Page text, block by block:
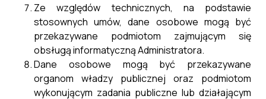
Ze względów technicznych, na podstawie
stosownych umów, dane osobowe mogą być
przekazywane podmiotom zajmującym się
obsługą informatyczną Administratora.
Dane osobowe mogą być przekazywane
organom władzy publicznej oraz podmiotom
wykonującym zadania publiczne lub działającym